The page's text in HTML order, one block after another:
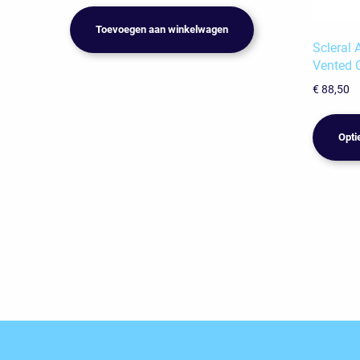
Toevoegen aan winkelwagen
Scleral
Vented
€88,50